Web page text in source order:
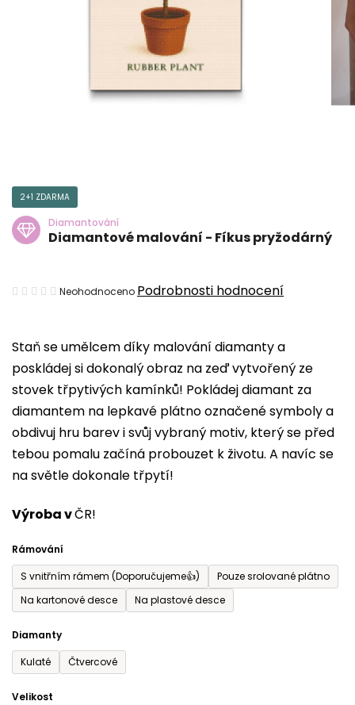
Staň se umělcem díky malování diamanty a
poskládej si dokonalý obraz na zeď vytvořený ze
stovek třpytivých kamínků! Pokládej diamant za
diamantem na lepkavé plátno označené symboly a
obdivuj hru barev i svůj vybraný motiv, který se před
tebou pomalu začíná probouzet k životu. A navíc se
na světle dokonale třpytí!
Výroba vČR!
Rámování
S vnitřním rámem (Doporučujeme👍)
Pouze srolované plátno
Na kartonové desce
Na plastové desce
Diamanty
Kulaté
Čtvercové
Velikost
2+1 ZDARMA
Diamantování
Diamantové malování - Fíkus pryžodárný
Průměrné
je
0,0
z
5
hvězdiček.
Neohodnoceno Podrobnosti hodnocení